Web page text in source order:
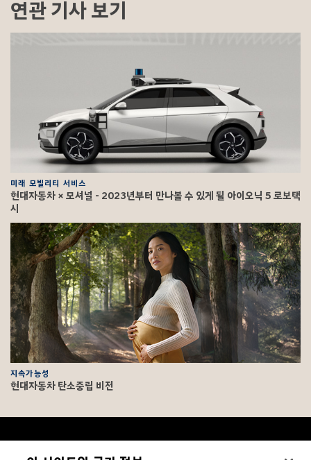
연관 기사 보기
미래 모빌리티 서비스
현대자동차 × 모셔널 - 2023년부터 만나볼 수 있게 될 아이오닉 5 로보택
시
지속가능성
현대자동차 탄소중립 비전
F
o
문의/법적고지